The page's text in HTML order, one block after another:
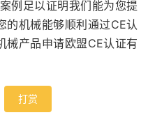
例足以证明我们能为您提
的机械能够顺利通过CE认
械产品申请欧盟CE认证有
打赏